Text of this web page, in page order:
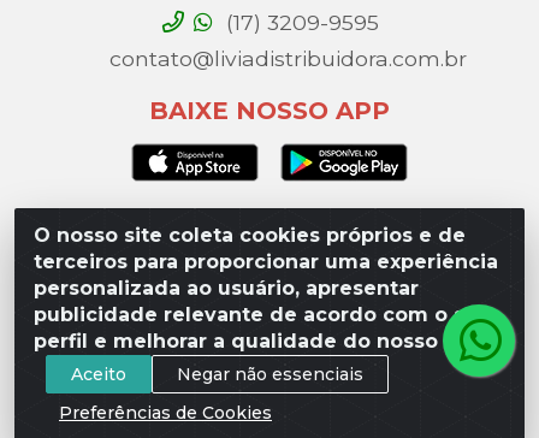
O nosso site coleta cookies próprios e de
terceiros para proporcionar uma experiência
personalizada ao usuário, apresentar
publicidade relevante de acordo com o seu
perfil e melhorar a qualidade do nosso site.
Aceito
Negar não essenciais
Preferências de Cookies
(17) 3209-9595
contato@liviadistribuidora.com.br
BAIXE NOSSO APP
Lívia Distribuidora - Av. Percy Gandini, 329 – Vila
Toninho, São José do Rio Preto / SP - CEP 15077-
000 - CNPJ 49.975.923/0003-10